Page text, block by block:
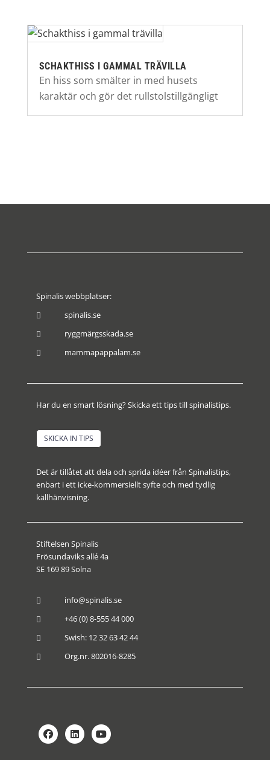
SCHAKTHISS I GAMMAL TRÄVILLA
En hiss som smälter in med husets
karaktär och gör det rullstolstillgängligt
Spinalis webbplatser:
 spinalis.se
 ryggmärgsskada.se
 mammapappalam.se
Har du en smart lösning? Skicka ett tips till spinalistips.
SKICKA IN TIPS
Det är tillåtet att dela och sprida idéer från Spinalistips,
enbart i ett icke-kommersiellt syfte och med tydlig
källhänvisning.
Stiftelsen Spinalis
Frösundaviks allé 4a
SE 169 89 Solna
 info@spinalis.se
 +46 (0) 8-555 44 000
 Swish: 12 32 63 42 44
 Org.nr. 802016-8285